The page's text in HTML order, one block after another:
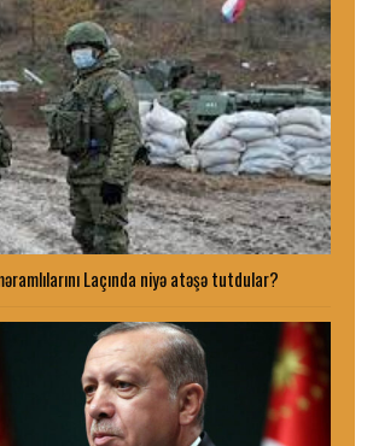
Laçında niyə atəşə tutdular?